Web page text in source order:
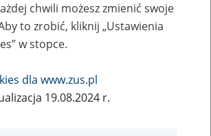
obsługi klientów w
w Pleszewie
chwili możesz zmienić swoje
to zrobić, kliknij „Ustawienia
w stopce.
dla www.zus.pl
19.08.2024 r.